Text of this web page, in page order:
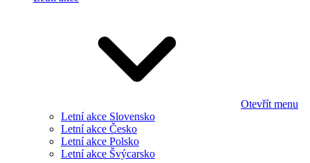
Otevřít menu
Letní akce Slovensko
Letní akce Česko
Letní akce Polsko
Letní akce Švýcarsko